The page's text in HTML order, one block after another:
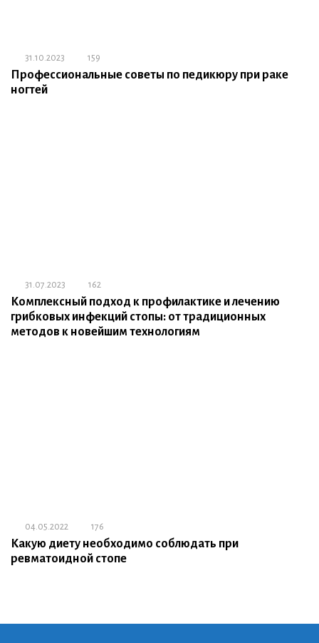
31.10.2023 159
Профессиональные советы по педикюру при раке
ногтей
31.07.2023 162
Комплексный подход к профилактике и лечению
грибковых инфекций стопы: от традиционных
методов к новейшим технологиям
04.05.2022 176
Какую диету необходимо соблюдать при
ревматоидной стопе